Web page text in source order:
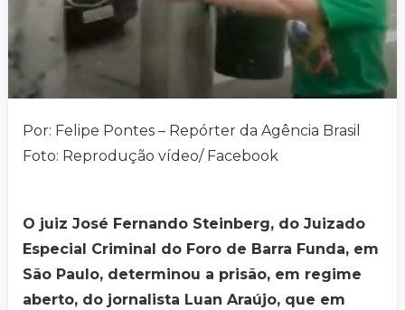
Por: Felipe Pontes – Repórter da Agência Brasil
Foto: Reprodução vídeo/ Facebook
O juiz José Fernando Steinberg, do Juizado
Especial Criminal do Foro de Barra Funda, em
São Paulo, determinou a prisão, em regime
aberto, do jornalista Luan Araújo, que em